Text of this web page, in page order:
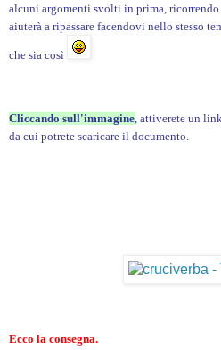
alcuni argomenti svolti in prima, ricorrendo
aiuterà a ripassare facendovi nello stesso
che sia così
Cliccando sull'immagine, attiverete un
da cui potrete scaricare il documento.
Ecco la consegna.